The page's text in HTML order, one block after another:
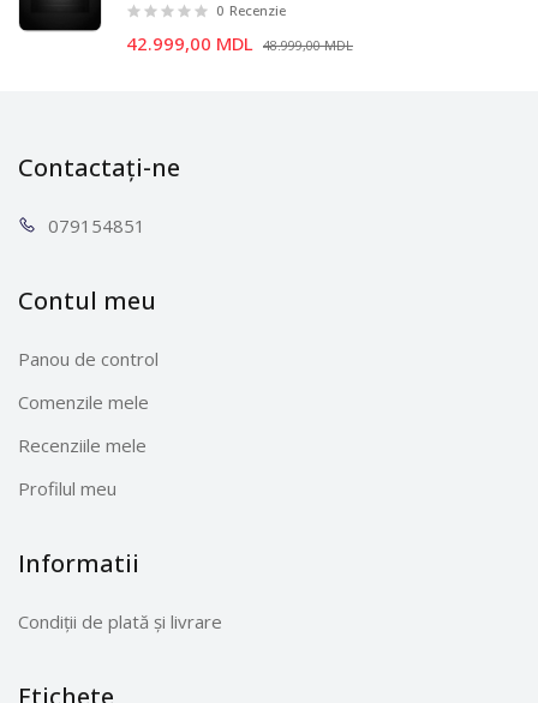
0 Recenzie
42.999,00 MDL 48.999,00 MDL
Contactați-ne
0791 54851
Contul meu
Panou de control
Comenzile mele
Recenziile mele
Profilul meu
Informatii
Condiții de plată și livrare
Etichete